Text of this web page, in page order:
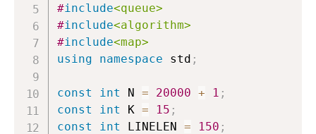
#include<queue>
#include<algorithm>
#include<map>
using
namespace std ;
const int N = 20000 + 1 ;
const
int K = 15 ;
const
int LINELEN = 150 ;